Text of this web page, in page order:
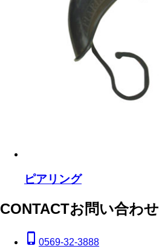
ピアリング
CONTACTお問い合わせ
phone_iphone 0569-32-3888